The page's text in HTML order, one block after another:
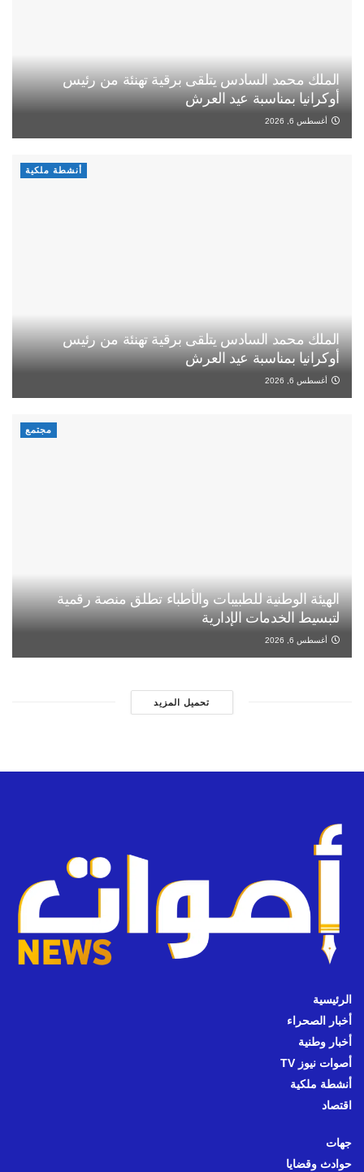
الملك محمد السادس يتلقى برقية تهنئة من رئيس
أوكرانيا بمناسبة عيد العرش
أغسطس 6, 2026
أنشطة ملكية
الملك محمد السادس يتلقى برقية تهنئة من رئيس
أوكرانيا بمناسبة عيد العرش
أغسطس 6, 2026
مجتمع
الهيئة الوطنية للطبيبات والأطباء تطلق منصة رقمية
لتبسيط الخدمات الإدارية
أغسطس 6, 2026
تحميل المزيد
الرئيسية
أخبار الصحراء
أخبار وطنية
أصوات نيوز TV
أنشطة ملكية
اقتصاد
جهات
حوادث وقضايا